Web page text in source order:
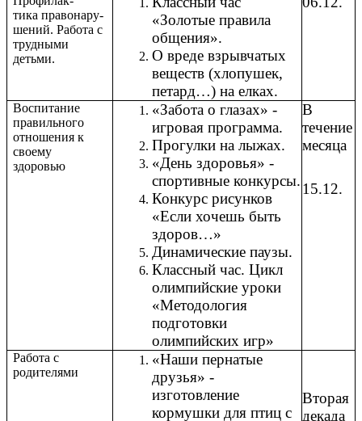
тика правонару-
шений. Работа с
трудными
детьми.
«Золотые правила
общения».
О вреде взрывчатых
веществ (хлопушек,
петард…) на елках.
Воспитание
правильного
отношения к
своему
здоровью
«Забота о глазах» -
игровая программа.
Прогулки на лыжах.
«День здоровья» -
спортивные конкурсы.
Конкурс рисунков
«Если хочешь быть
здоров…»
Динамические паузы.
Классный час. Цикл
олимпийские уроки
«Методология
подготовки
олимпийских игр»
В
течение
месяца
15.12.
Работа с
родителями
«Наши пернатые
друзья» -
изготовление
кормушки для птиц с
Вторая
декада